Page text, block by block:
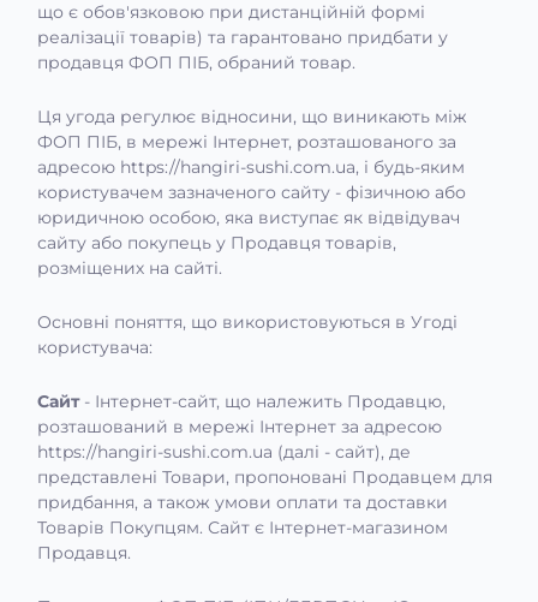
що є обов'язковою при дистанційній формі
реалізації товарів) та гарантовано придбати у
продавця ФОП ПІБ, обраний товар.
Ця угода регулює відносини, що виникають між
ФОП ПІБ, в мережі Інтернет, розташованого за
адресою https://hangiri-sushi.com.ua, і будь-яким
користувачем зазначеного сайту - фізичною або
юридичною особою, яка виступає як відвідувач
сайту або покупець у Продавця товарів,
розміщених на сайті.
Основні поняття, що використовуються в Угоді
користувача:
Сайт- Інтернет-сайт, що належить Продавцю,
розташований в мережі Інтернет за адресою
https://hangiri-sushi.com.ua (далі - сайт), де
представлені Товари, пропоновані Продавцем для
придбання, а також умови оплати та доставки
Товарів Покупцям. Сайт є Інтернет-магазином
Продавця.